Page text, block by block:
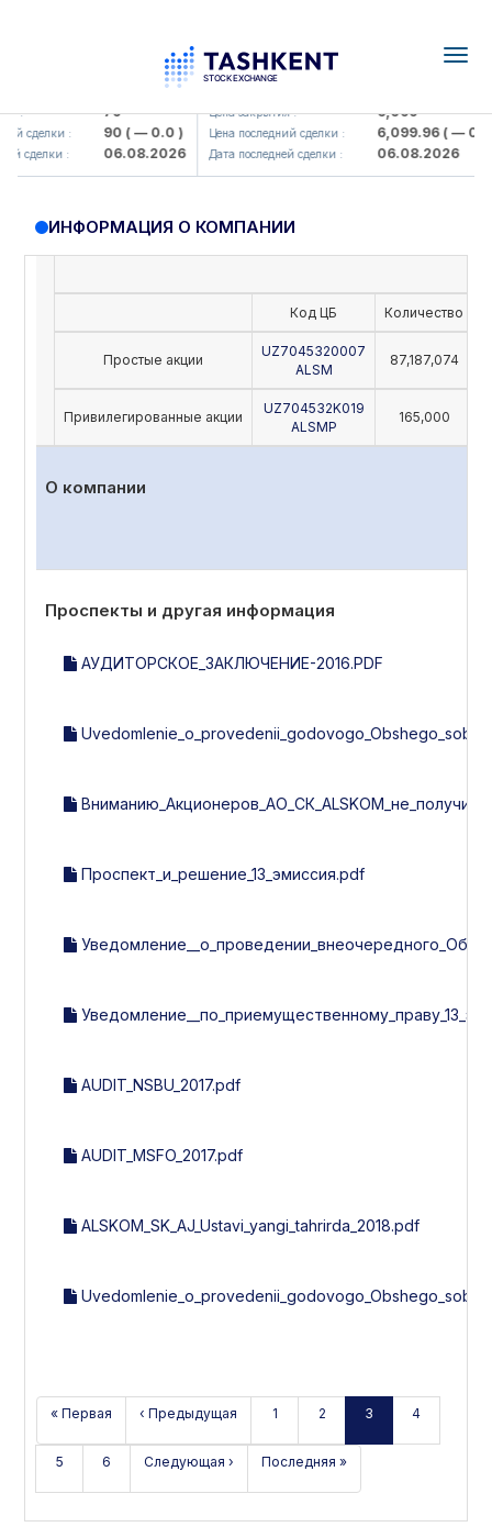
: 79
сделки : 90( — 0.0 )
сделки : 06.08.2026
UZMK (<O'zmetkombinat> AJ)
Цена закрытия : 6,099
Цена последний сделки : 6,099.96( — 0.0 )
Дата последней сделки : 06.08.2026
ИНФОРМАЦИЯ О КОМПАНИИ
Код ЦБ Количество
Простые акции
UZ7045320007
ALSM
87,187,074
Привилегированные акции
UZ704532K019
ALSMP
165,000
О компании
Проспекты и другая информация
АУДИТОРСКОЕ_ЗАКЛЮЧЕНИЕ-2016.PDF
Проспект_и_решение_13_эмиссия.pdf
AUDIT_NSBU_2017.pdf
AUDIT_MSFO_2017.pdf
ALSKOM_SK_AJ_Ustavi_yangi_tahrirda_2018.pdf
« Первая ‹ Предыдущая 1 2 3 4
5 6 Следующая › Последняя »